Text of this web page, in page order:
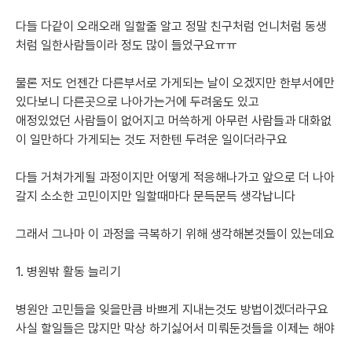
다들 다같이 오래오래 일할줄 알고 정말 친구처럼 언니처럼 동생
처럼 일한사람들이라 정도 많이 들었구요ㅠㅠ
물론 저도 언젠간 다른부서로 가게되는 날이 오겠지만 한부서에만
있다보니 다른곳으로 나아가는거에 두려움도 있고
애정있었던 사람들이 없어지고 머쓱하게 아무런 사람들과 대화없
이 일만하다 가게되는 것도 저한텐 두려운 일이더라구요
다들 거쳐가게될 과정이지만 어떻게 적응해나가고 앞으로 더 나아
갈지 소소한 고민이지만 일할때마다 문득문득 생각납니다
그래서 그나마 이 과정을 극복하기 위해 생각해본것들이 있는데요
1. 병원밖 활동 늘리기
병원안 고민들을 잊을만큼 바쁘게 지내는것도 방법이겠더라구요
사실 할일들은 많지만 막상 하기싫어서 미뤄둔것들을 이제는 해야